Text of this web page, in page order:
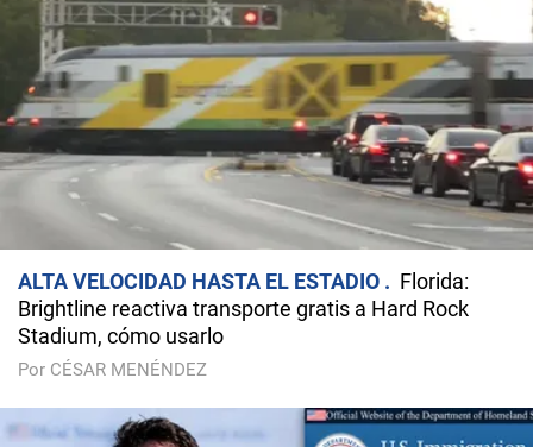
ALTA VELOCIDAD HASTA EL ESTADIO
Florida:
Brightline reactiva transporte gratis a Hard Rock
Stadium, cómo usarlo
Por CÉSAR MENÉNDEZ